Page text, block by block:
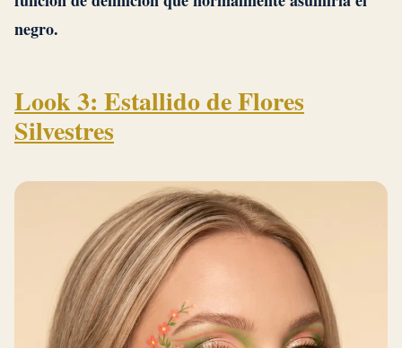
negro.
Look 3: Estallido de Flores
Silvestres